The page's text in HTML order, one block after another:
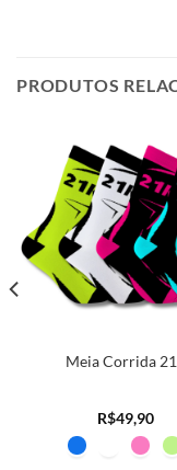
PRODUTOS
Meia Corrida
R$49,90